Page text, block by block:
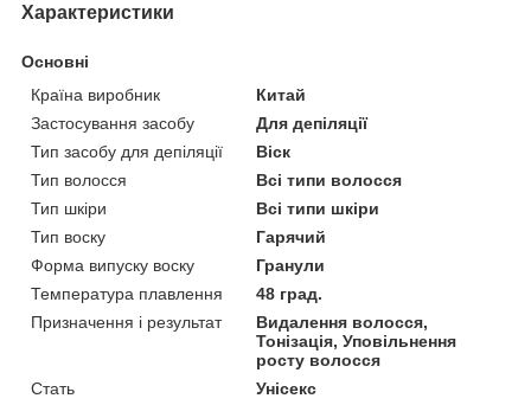
Характеристики
Основні
Країна виробник
Китай
Застосування засобу
Для депіляції
Тип засобу для депіляції
Віск
Тип волосся
Всі типи волосся
Тип шкіри
Всі типи шкіри
Тип воску
Гарячий
Форма випуску воску
Гранули
Температура плавлення
48 град.
Призначення і результат
Видалення волосся,
Тонізація, Уповільнення
росту волосся
Стать
Унісекс